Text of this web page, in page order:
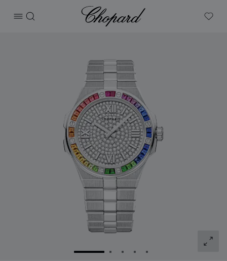
打开菜单
搜索
Chopard
My
转到幻灯片 1转到幻灯片 2
转到幻灯片 3
转到幻灯片 4
转到幻灯片 5